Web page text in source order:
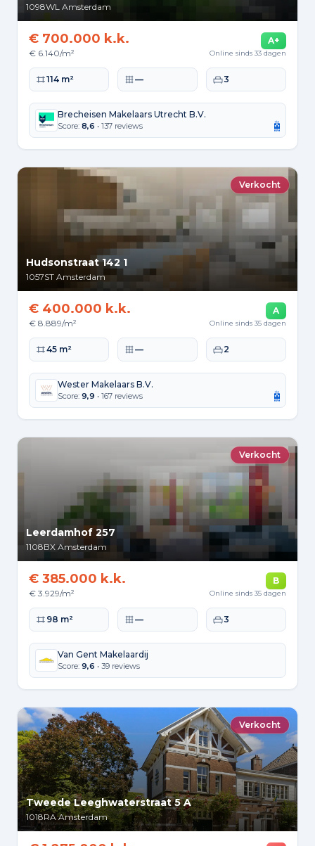
1098WL Amsterdam
€ 700.000 k.k.
€ 6.140/m²
A+
Online sinds 33 dagen
Woonoppervlakte
114 m² Perceeloppervlakte
— Slaapkamers
3
Brecheisen Makelaars Utrecht B.V.
Score: 8,6 • 137 reviews
Verkocht
Hudsonstraat 142 1
1057ST Amsterdam
€ 400.000 k.k.
€ 8.889/m²
A
Online sinds 35 dagen
Woonoppervlakte
45 m² Perceeloppervlakte
— Slaapkamers
2
Wester Makelaars B.V.
Score: 9,9 • 167 reviews
Verkocht
Leerdamhof 257
1108BX Amsterdam
€ 385.000 k.k.
€ 3.929/m²
B
Online sinds 35 dagen
Woonoppervlakte
98 m² Perceeloppervlakte
— Slaapkamers
3
Van Gent Makelaardij
Score: 9,6 • 39 reviews
Verkocht
Tweede Leeghwaterstraat 5 A
1018RA Amsterdam